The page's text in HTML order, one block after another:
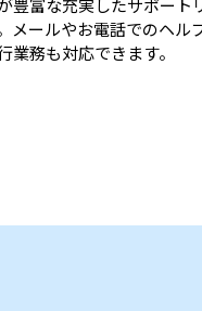
豊富な充実したサポート
メールやお電話でのヘル
業務も対応できます。